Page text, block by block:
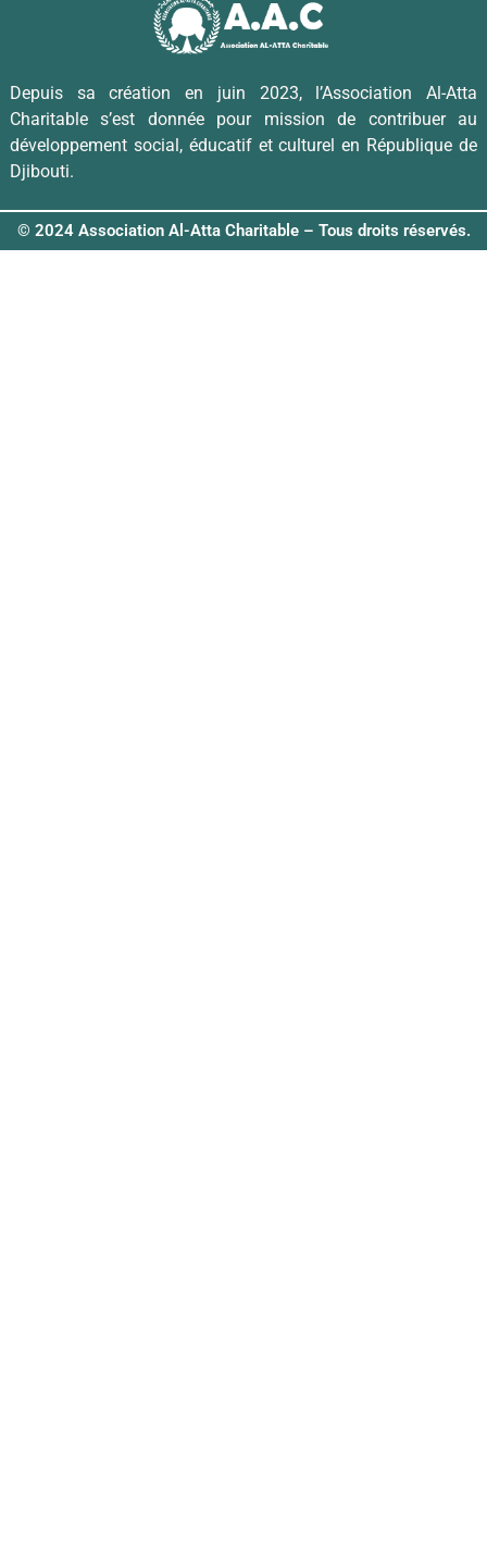
Depuis sa création en juin 2023, l’Association Al-Atta
Charitable s’est donnée pour mission de contribuer au
développement social, éducatif et culturel en République de
Djibouti.
© 2024 Association Al-Atta Charitable – Tous droits réservés.